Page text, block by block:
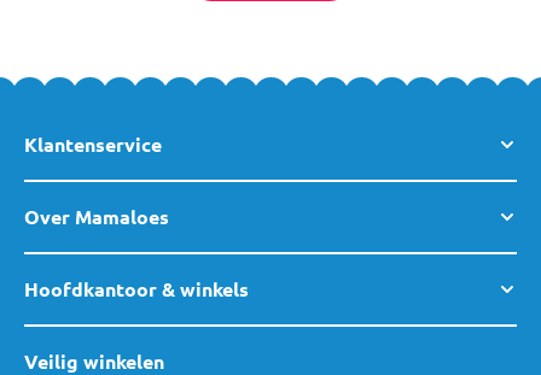
Klantenservice
Over Mamaloes
Hoofdkantoor & winkels
Veilig winkelen